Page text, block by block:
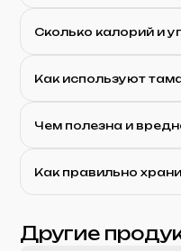
Сколько калорий и
Как используют
Чем полезна и
Как правильно
Другие